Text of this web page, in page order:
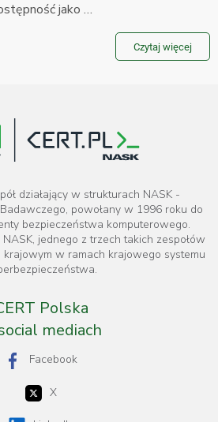
jako …
Czytaj więcej
działający w strukturach NASK -
powołany w 1996 roku do
bezpieczeństwa komputerowego.
jednego z trzech takich zespołów
krajowym w ramach krajowego systemu
Polska
mediach
Facebook
X